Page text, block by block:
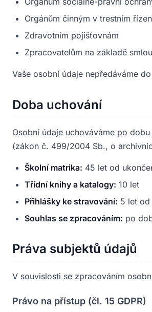
Orgánům činným v trestním
Zdravotním pojišťovnám
Zpracovatelům na základě
Vaše osobní údaje nepředáváme
Doba uchování
Osobní údaje uchováváme po
(zákon č. 499/2004 Sb., o
Školní matrika: 45 let od
Třídní knihy a katalogy: 10 let
Přihlášky ke stravování: 5 let od
Souhlas se zpracováním: po
Práva subjektů údajů
V souvislosti se zpracováním
Právo na přístup (čl. 15 GDPR)